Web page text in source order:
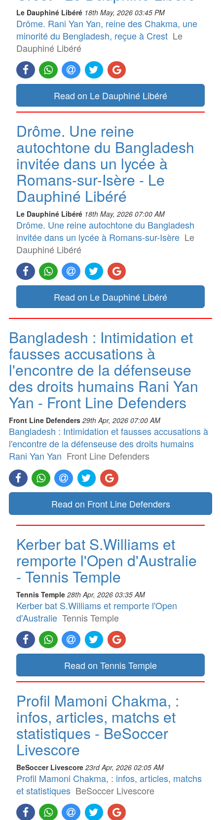
Le Dauphiné Libéré 18th May, 2026 03:45 PM
Drôme. Rani Yan Yan, reine des Chakma, une
minorité du Bengladesh, reçue à Crest Le
Dauphiné Libéré
Read on Le Dauphiné Libéré
Drôme. Une reine
autochtone du Bangladesh
invitée dans un lycée à
Romans-sur-Isère - Le
Dauphiné Libéré
Le Dauphiné Libéré 18th May, 2026 07:00 AM
Drôme. Une reine autochtone du Bangladesh
invitée dans un lycée à Romans-sur-Isère Le
Dauphiné Libéré
Read on Le Dauphiné Libéré
Bangladesh : Intimidation et
fausses accusations à
l'encontre de la défenseuse
des droits humains Rani Yan
Yan - Front Line Defenders
Front Line Defenders 29th Apr, 2026 07:00 AM
Bangladesh : Intimidation et fausses accusations à
l'encontre de la défenseuse des droits humains
Rani Yan Yan Front Line Defenders
Read on Front Line Defenders
Kerber bat S.Williams et
remporte l'Open d'Australie
- Tennis Temple
Tennis Temple 28th Apr, 2026 03:35 AM
Kerber bat S.Williams et remporte l'Open
d'Australie Tennis Temple
Read on Tennis Temple
Profil Mamoni Chakma, :
infos, articles, matchs et
statistiques - BeSoccer
Livescore
BeSoccer Livescore 23rd Apr, 2026 02:05 AM
Profil Mamoni Chakma, : infos, articles, matchs
et statistiques BeSoccer Livescore